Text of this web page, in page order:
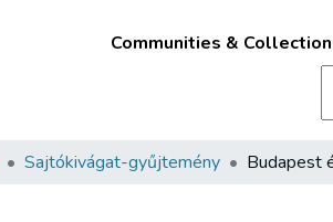
Communities &
Sajtókivágat-gyűjtemény Budapest